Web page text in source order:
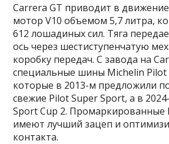
Carrera GT приводит в
мотор V10 объемом 5,7 литра,
612 лошадиных сил. Тяга
ось через шестиступенчатую
коробку передач. С завода на
специальные шины Michelin Pilot
которые в 2013-м предложили
свежие Pilot Super Sport, а в
Sport Cup 2. Промаркированные
имеют лучший зацеп и
контакта.